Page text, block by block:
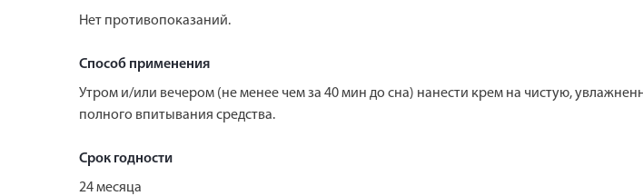
Нет противопоказаний.
Способ применения
Утром и/или вечером (не менее чем за 40 мин до сна) нанести крем на чистую,
полного впитывания средства.
Срок годности
24 месяца